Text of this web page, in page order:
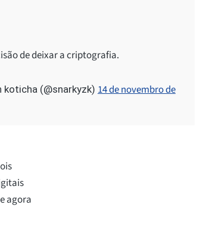
de deixar a criptografia.
koticha (@snarkyzk) 14 de novembro de
agora